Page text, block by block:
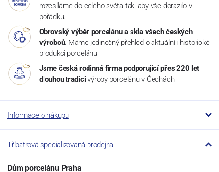
rozesíláme do celého světa tak, aby vše dorazilo v
pořádku.
Obrovský výběr porcelánu a skla všech českých
výrobců. Máme jedinečný přehled o aktuální i historické
produkci porcelánu
Jsme česká rodinná firma podporující přes 220 let
dlouhou tradici výroby porcelánu v Čechách.
Informace o nákupu
Třípatrová specializovaná prodejna
Dům porcelánu Praha